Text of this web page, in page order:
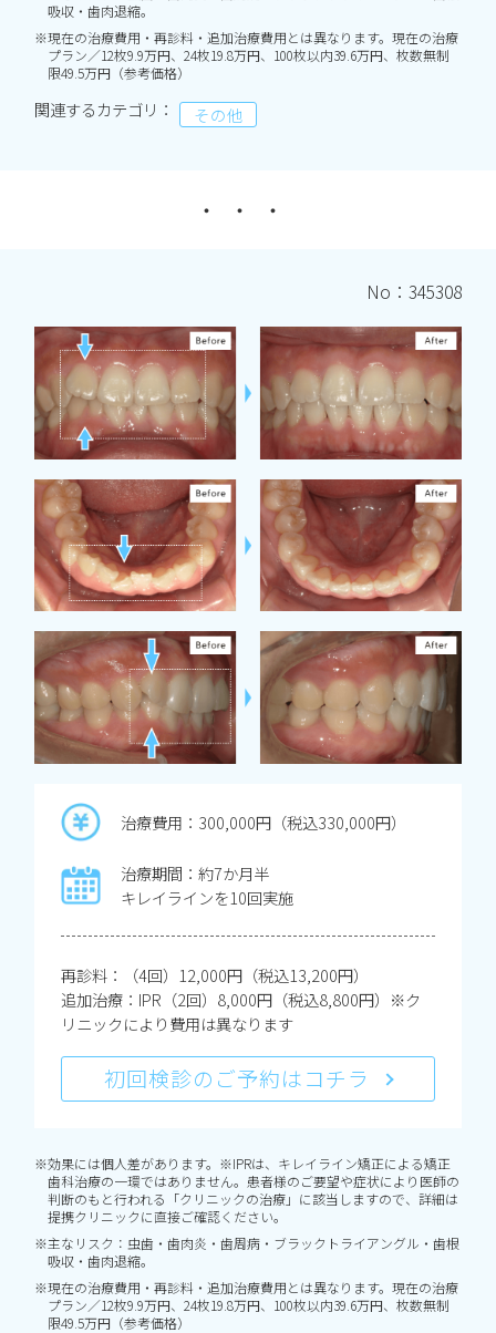
吸収・歯肉退縮。
※現在の治療費用・再診料・追加治療費用とは異なります。現在の治療
プラン／12枚9.9万円、24枚19.8万円、100枚以内39.6万円、枚数無制
限49.5万円（参考価格）
関連するカテゴリ： その他
No：345308
治療費用：300,000円（税込330,000円）
治療期間：約7か月半
キレイラインを10回実施
再診料：（4回）12,000円（税込13,200円）
追加治療：IPR（2回）8,000円（税込8,800円）※ク
リニックにより費用は異なります
初回検診のご予約はコチラ
※効果には個人差があります。※IPRは、キレイライン矯正による矯正
歯科治療の一環ではありません。患者様のご要望や症状により医師の
判断のもと行われる「クリニックの治療」に該当しますので、詳細は
提携クリニックに直接ご確認ください。
※主なリスク：虫歯・歯肉炎・歯周病・ブラックトライアングル・歯根
吸収・歯肉退縮。
※現在の治療費用・再診料・追加治療費用とは異なります。現在の治療
プラン／12枚9.9万円、24枚19.8万円、100枚以内39.6万円、枚数無制
限49.5万円（参考価格）